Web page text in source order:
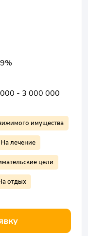
- 3 000 000
имущества
На лечение
цели
отдых